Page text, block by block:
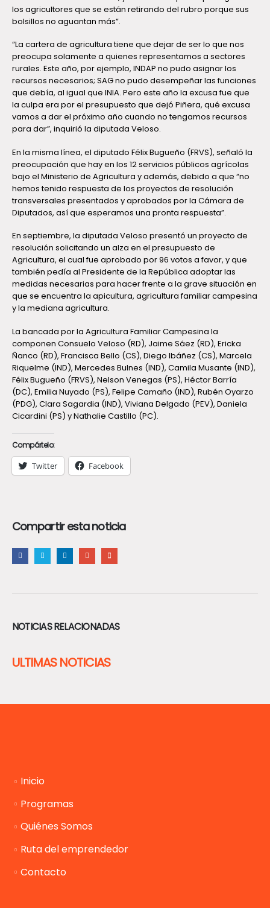
los agricultores que se están retirando del rubro porque sus
bolsillos no aguantan más”.
“La cartera de agricultura tiene que dejar de ser lo que nos
preocupa solamente a quienes representamos a sectores
rurales. Este año, por ejemplo, INDAP no pudo asignar los
recursos necesarios; SAG no pudo desempeñar las funciones
que debía, al igual que INIA. Pero este año la excusa fue que
la culpa era por el presupuesto que dejó Piñera, qué excusa
vamos a dar el próximo año cuando no tengamos recursos
para dar”, inquirió la diputada Veloso.
En la misma línea, el diputado Félix Bugueño (FRVS), señaló la
preocupación que hay en los 12 servicios públicos agrícolas
bajo el Ministerio de Agricultura y además, debido a que “no
hemos tenido respuesta de los proyectos de resolución
transversales presentados y aprobados por la Cámara de
Diputados, así que esperamos una pronta respuesta”.
En septiembre, la diputada Veloso presentó un proyecto de
resolución solicitando un alza en el presupuesto de
Agricultura, el cual fue aprobado por 96 votos a favor, y que
también pedía al Presidente de la República adoptar las
medidas necesarias para hacer frente a la grave situación en
que se encuentra la apicultura, agricultura familiar campesina
y la mediana agricultura.
La bancada por la Agricultura Familiar Campesina la
componen Consuelo Veloso (RD), Jaime Sáez (RD), Ericka
Ñanco (RD), Francisca Bello (CS), Diego Ibáñez (CS), Marcela
Riquelme (IND), Mercedes Bulnes (IND), Camila Musante (IND),
Félix Bugueño (FRVS), Nelson Venegas (PS), Héctor Barría
(DC), Emilia Nuyado (PS), Felipe Camaño (IND), Rubén Oyarzo
(PDG), Clara Sagardia (IND), Viviana Delgado (PEV), Daniela
Cicardini (PS) y Nathalie Castillo (PC).
Compártelo:
Twitter Facebook
Compartir esta noticia
NOTICIAS RELACIONADAS
ULTIMAS NOTICIAS
Inicio
Programas
Quiénes Somos
Ruta del emprendedor
Contacto